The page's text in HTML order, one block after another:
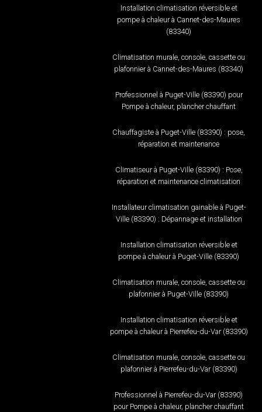
Installation climatisation réversible et
pompe à chaleur à Cannet-des-Maures
(83340)
Climatisation murale, console, cassette ou
plafonnier à Cannet-des-Maures (83340)
Professionnel à Puget-Ville (83390) pour
Pompe à chaleur, plancher chauffant
Chauffagiste à Puget-Ville (83390) : pose,
réparation et maintenance
Climatiseur à Puget-Ville (83390) : Pose,
réparation et maintenance climatisation
Installateur climatisation gainable à Puget-
Ville (83390) : Dépannage et installation
Installation climatisation réversible et
pompe à chaleur à Puget-Ville (83390)
Climatisation murale, console, cassette ou
plafonnier à Puget-Ville (83390)
Installation climatisation réversible et
pompe à chaleur à Pierrefeu-du-Var (83390)
Climatisation murale, console, cassette ou
plafonnier à Pierrefeu-du-Var (83390)
Professionnel à Pierrefeu-du-Var (83390)
pour Pompe à chaleur, plancher chauffant